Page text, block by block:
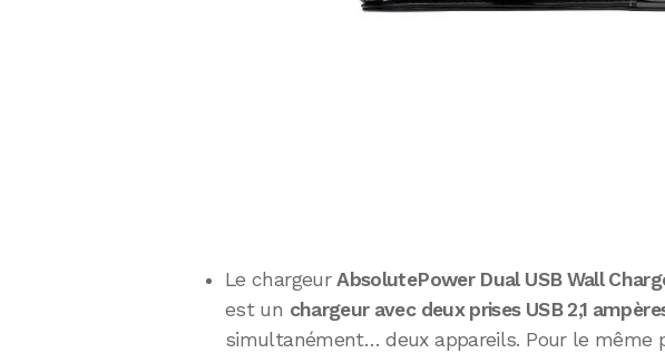
Le chargeurAbsolutePower Dual USB Wall
est un chargeur avec deux prises USB 2,1
simultanément… deux appareils. Pour le même